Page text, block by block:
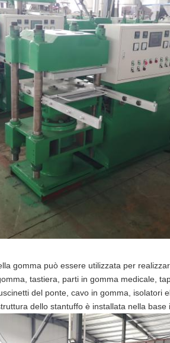
gomma può essere utilizzata per
tastiera, parti in gomma medicale,
del ponte, cavo in gomma, isolatori
dello stantuffo è installata nella base